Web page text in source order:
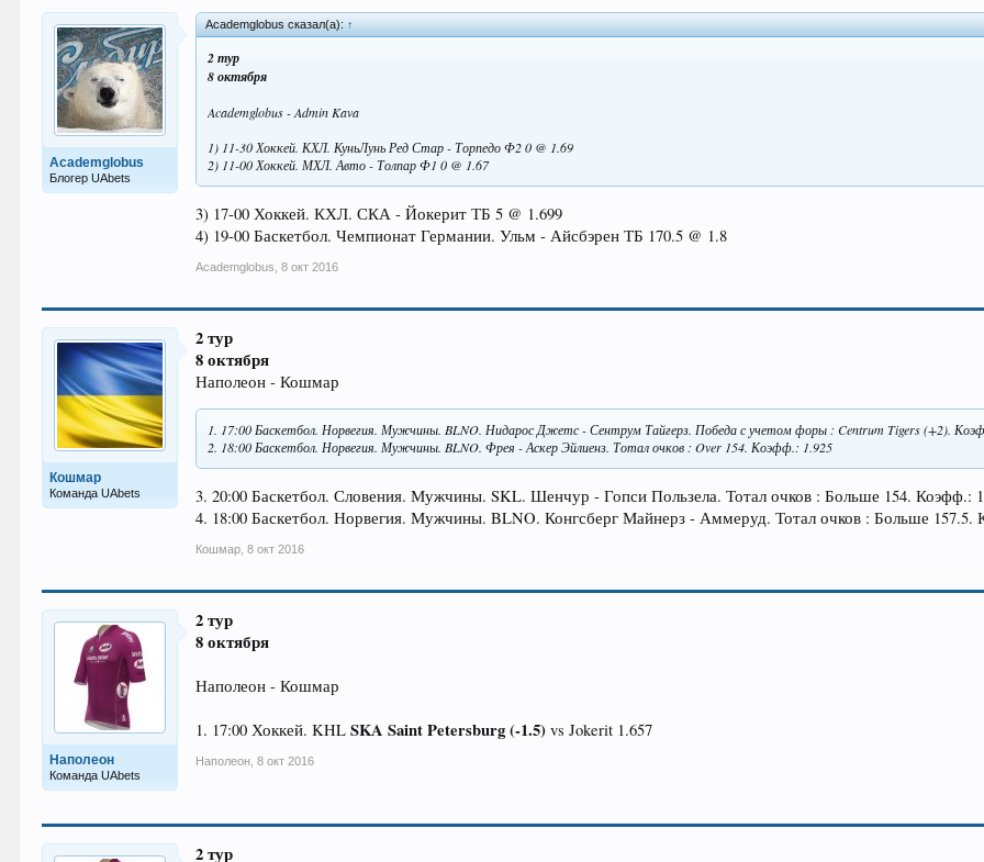
Academglobus
Блогер UAbets
Academglobus сказал(а): ↑
2 тур
8 октября
Academglobus - Admin Kava
1) 11-30 Хоккей. КХЛ. КуньЛунь Ред Стар - Торпедо Ф2 0 @ 1.69
2) 11-00 Хоккей. МХЛ. Авто - Толпар Ф1 0 @ 1.67
3) 17-00 Хоккей. КХЛ. СКА - Йокерит ТБ 5 @ 1.699
4) 19-00 Баскетбол. Чемпионат Германии. Ульм - Айсбэрен ТБ 170.5 @ 1.8
Academglobus 8 окт 2016
Кошмар
Команда UAbets
2 тур
8 октября
Наполеон - Кошмар
1. 17:00 Баскетбол. Норвегия. Мужчины. BLNO. Нидарос Джетс - Сентрум Тайгерз. Победа с учетом форы : Centrum Tigers (+2).
2. 18:00 Баскетбол. Норвегия. Мужчины. BLNO. Фрея - Аскер Эйлиенз. Тотал очков : Over 154. Коэфф.: 1.925
3. 20:00 Баскетбол. Словения. Мужчины. SKL. Шенчур - Гопси Пользела. Тотал очков : Больше 154. Коэфф.:
4. 18:00 Баскетбол. Норвегия. Мужчины. BLNO. Конгсберг Майнерз - Аммеруд. Тотал очков : Больше 157.5.
Кошмар 8 окт 2016
Наполеон
Команда UAbets
2 тур
8 октября
Наполеон - Кошмар
1. 17:00 Хоккей. KHLSKA Saint Petersburg (-1.5) vs Jokerit 1.657
Наполеон 8 окт 2016
2 тур